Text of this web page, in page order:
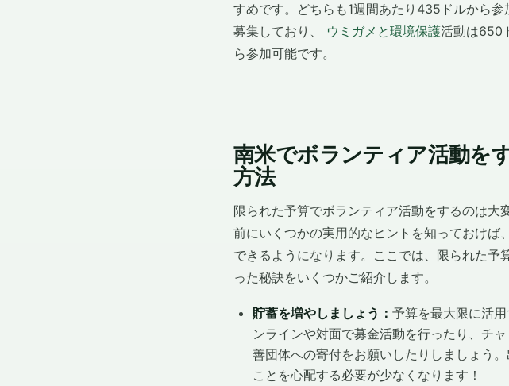
すめです。どちらも1週間あたり435ドルから
募集しており、 ウミガメと環境保護活動は650
ら参加可能です。
南米でボランティア活動を
方法
限られた予算でボランティア活動をするのは
前にいくつかの実用的なヒントを知っておけば
できるようになります。ここでは、限られた
った秘訣をいくつかご紹介します。
貯蓄を増やしましょう： 予算を最大限に活
ンラインや対面で募金活動を行ったり、チ
善団体への寄付をお願いしたりしましょう
ことを心配する必要が少なくなります！